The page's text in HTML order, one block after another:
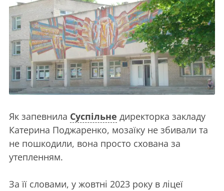
Як запевнила Суспільне директорка закладу
Катерина Поджаренко, мозаїку не збивали та
не пошкодили, вона просто схована за
утепленням.
За її словами, у жовтні 2023 року в ліцеї